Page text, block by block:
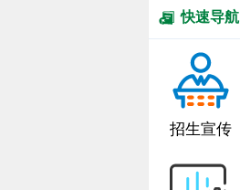
快速导航
招生宣传